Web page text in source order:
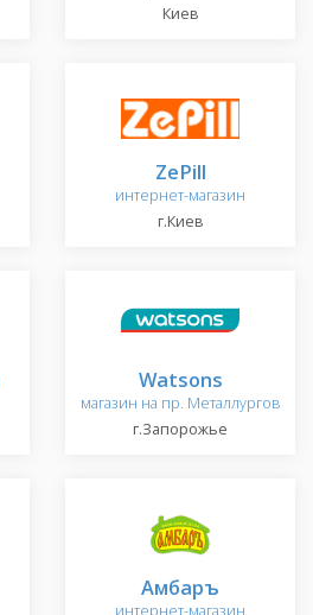
Киев
ZePill
интернет-магазин
г.Киев
Watsons
магазин на пр. Металлургов
г.Запорожье
Амбаръ